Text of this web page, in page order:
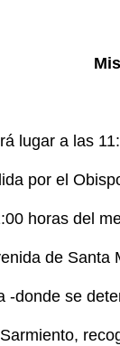
lugar a las
por el
horas del
de Santa
-donde se